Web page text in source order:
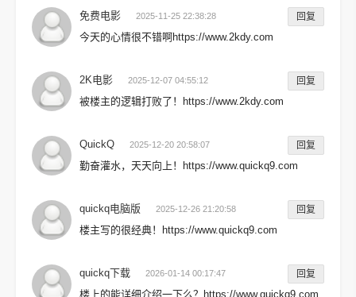
免费电影 2025-11-25 22:38:28 回复
今天的心情很不错啊https://www.2kdy.com
2K电影 2025-12-07 04:55:12 回复
被楼主的逻辑打败了！https://www.2kdy.com
QuickQ 2025-12-20 20:58:07 回复
勤奋灌水，天天向上！https://www.quickq9.com
quickq电脑版 2025-12-26 21:20:58 回复
楼主写的很经典！https://www.quickq9.com
quickq下载 2026-01-14 00:17:47 回复
楼上的能详细介绍一下么？https://www.quickq9.com